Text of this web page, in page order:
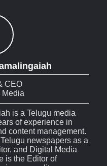
CEO
is a Telugu media
of experience in
content management.
newspapers as a
and Digital Media
is the Editor of